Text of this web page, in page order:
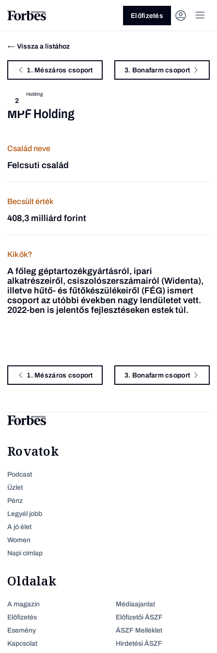
Üzlet
Előfizetés
Vissza a listához
1. Mészáros csoport 3. Bonafarm csoport
2
MPF Holding
Család neve
Felcsuti család
Becsült érték
408,3 milliárd forint
Kik ők?
A főleg géptartozékgyártásról, ipari
alkatrészeiről, csiszolószerszámairól (Widenta),
illetve hűtő- és fűtőkészülékeiről (FÉG) ismert
csoport az utóbbi években nagy lendületet vett.
2022-ben is jelentős fejlesztéseken estek túl.
1. Mészáros csoport 3. Bonafarm csoport
Rovatok
Podcast
Üzlet
Pénz
Legyél jobb
A jó élet
Women
Napi címlap
Oldalak
A magazin
Előfizetés
Esemény
Kapcsolat
Médiaajanlat
Előfizetői ÁSZF
ÁSZF Melléklet
Hirdetési ÁSZF